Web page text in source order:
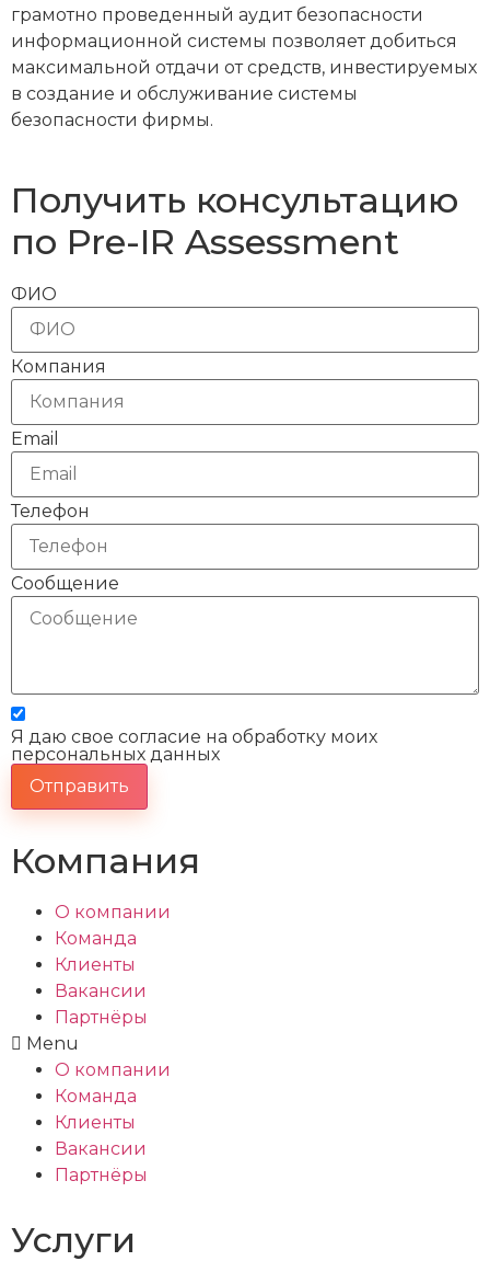
грамотно проведенный аудит безопасности
информационной системы позволяет добиться
максимальной отдачи от средств, инвестируемых
в создание и обслуживание системы
безопасности фирмы.
Получить консультацию
по Pre-IR Assessment
ФИО
Компания
Email
Телефон
Сообщение
Я даю свое согласие на обработку моих
персональных данных
Отправить
Компания
О компании
Команда
Клиенты
Вакансии
Партнёры
Menu
О компании
Команда
Клиенты
Вакансии
Партнёры
Услуги